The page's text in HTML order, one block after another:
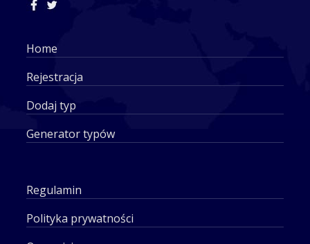
Home
Rejestracja
Dodaj typ
Generator typów
Regulamin
Polityka prywatności